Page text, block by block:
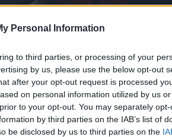
Personal Information
to third parties, or processing of your
by us, please use the below opt-out
after your opt-out request is processed
on personal information utilized by us
to your opt-out. You may separately
by third parties on the IAB’s list of
be disclosed by us to third parties on the